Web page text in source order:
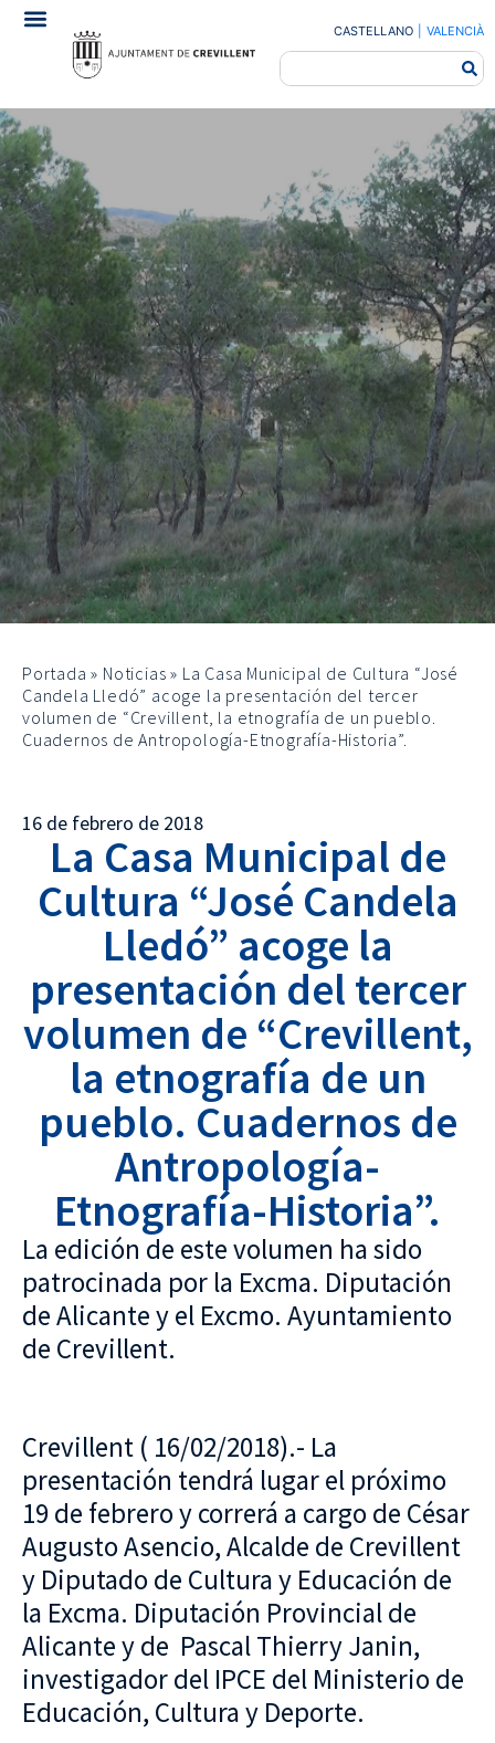
CASTELLANO VALENCIÀ
Portada » Noticias » La Casa Municipal de Cultura “José
Candela Lledó” acoge la presentación del tercer
volumen de “Crevillent, la etnografía de un pueblo.
Cuadernos de Antropología-Etnografía-Historia”.
16 de febrero de 2018
La Casa Municipal de
Cultura “José Candela
Lledó” acoge la
presentación del tercer
volumen de “Crevillent,
la etnografía de un
pueblo. Cuadernos de
Antropología-
Etnografía-Historia”.
La edición de este volumen ha sido
patrocinada por la Excma. Diputación
de Alicante y el Excmo. Ayuntamiento
de Crevillent.
Crevillent ( 16/02/2018).- La
presentación tendrá lugar el próximo
19 de febrero y correrá a cargo de César
Augusto Asencio, Alcalde de Crevillent
y Diputado de Cultura y Educación de
la Excma. Diputación Provincial de
Alicante y de Pascal Thierry Janin,
investigador del IPCE del Ministerio de
Educación, Cultura y Deporte.